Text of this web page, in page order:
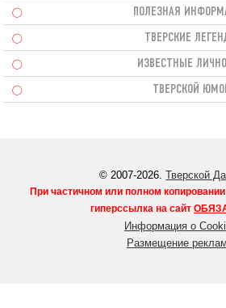
ПОЛЕЗНАЯ
ТВЕРСКИЕ
ИЗВЕСТНЫЕ
ТВЕРСКОЙ
© 2007-2026.Тверской
При частичном или полном
гиперссылка на сайт
Информация о
Размещение